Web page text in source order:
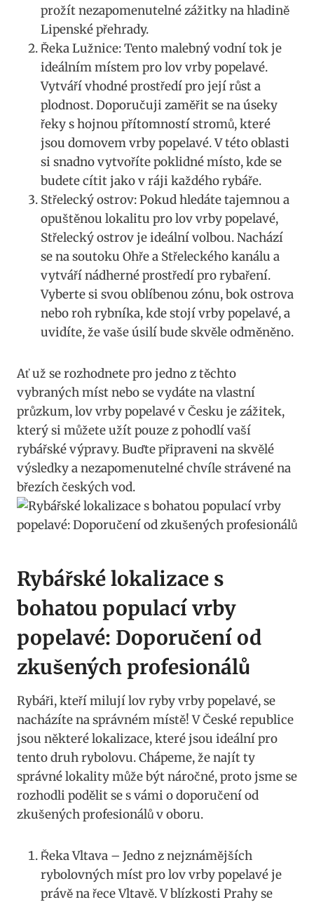
prožít nezapomenutelné​ zážitky na hladině⁣
Lipenské přehrady.
Řeka ⁣Lužnice: Tento malebný vodní⁣ tok‍ je
ideálním místem ⁤pro lov vrby popelavé.
Vytváří⁤ vhodné ‍prostředí pro její růst a⁣
plodnost. Doporučuji zaměřit se na ‍úseky
řeky s hojnou přítomností ‌stromů, které
jsou ⁣domovem vrby popelavé. V této oblasti
si⁤ snadno⁣ vytvoříte poklidné místo,⁣ kde se
budete ⁢cítit jako v ráji každého rybáře.
Střelecký ostrov: Pokud hledáte tajemnou a
opuštěnou lokalitu pro ‌lov vrby​ popelavé,
⁢Střelecký ostrov je ideální volbou. Nachází
se⁢ na ​soutoku Ohře a ‌Střeleckého ⁤kanálu a
vytváří nádherné⁢ prostředí pro ⁣rybaření.
Vyberte⁣ si svou oblíbenou zónu, bok ostrova
nebo ⁤roh rybníka, kde stojí vrby popelavé, ⁢a
uvidíte, že vaše ⁣úsilí bude skvěle odměněno.
Ať⁢ už ‌se‌ rozhodnete pro jedno⁢ z těchto⁢
vybraných míst nebo se vydáte na vlastní
průzkum, lov⁤ vrby popelavé v Česku je zážitek,
který si můžete užít‌ pouze z pohodlí vaší
‍rybářské výpravy.‍ Buďte připraveni ​na‌ skvělé
výsledky a ‍nezapomenutelné chvíle strávené na
březích českých vod.
Rybářské lokalizace​ s
bohatou populací ‌vrby
popelavé: Doporučení⁤ od
zkušených ⁤profesionálů
Rybáři, kteří milují lov ryby vrby popelavé, ⁣se
nacházíte na správném místě! V České republice
jsou⁤ některé lokalizace,⁢ které jsou ⁣ideální pro
tento druh ⁤rybolovu. Chápeme, že najít ty
správné lokality může být náročné, ⁤proto ⁣jsme se
rozhodli podělit se s⁣ vámi o ⁢doporučení​ od
zkušených⁤ profesionálů v oboru.
Řeka Vltava – Jedno z nejznámějších
‌rybolovných míst ⁣pro lov vrby ​popelavé je
právě na‌ řece ‍Vltavě. V‍ blízkosti ‍Prahy se